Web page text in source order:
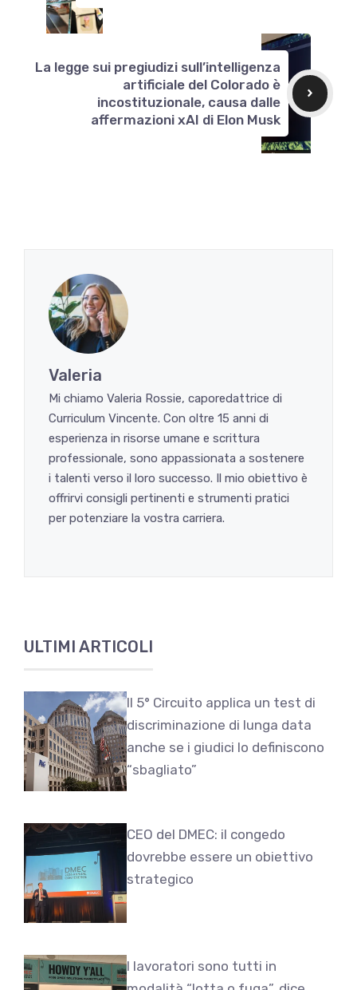
La legge sui pregiudizi sull’intelligenza
artificiale del Colorado è
incostituzionale, causa dalle
affermazioni xAI di Elon Musk
Valeria
Mi chiamo Valeria Rossie, caporedattrice di
Curriculum Vincente. Con oltre 15 anni di
esperienza in risorse umane e scrittura
professionale, sono appassionata a sostenere
i talenti verso il loro successo. Il mio obiettivo è
offrirvi consigli pertinenti e strumenti pratici
per potenziare la vostra carriera.
ULTIMI ARTICOLI
Il 5° Circuito applica un test di
discriminazione di lunga data
anche se i giudici lo definiscono
“sbagliato”
CEO del DMEC: il congedo
dovrebbe essere un obiettivo
strategico
I lavoratori sono tutti in